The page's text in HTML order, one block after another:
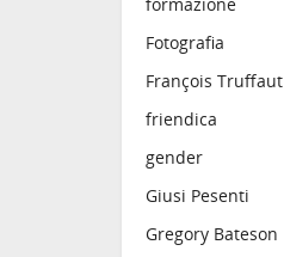
Fotografia
François Truffaut
friendica
gender
Giusi Pesenti
Gregory Bateson